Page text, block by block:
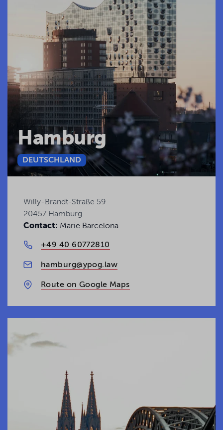
Hamburg
DEUTSCHLAND
Willy-Brandt-Straße 59
20457 Hamburg
Contact: Marie Barcelona
+49 40 60772810
hamburg@ypog.law
Route on Google Maps